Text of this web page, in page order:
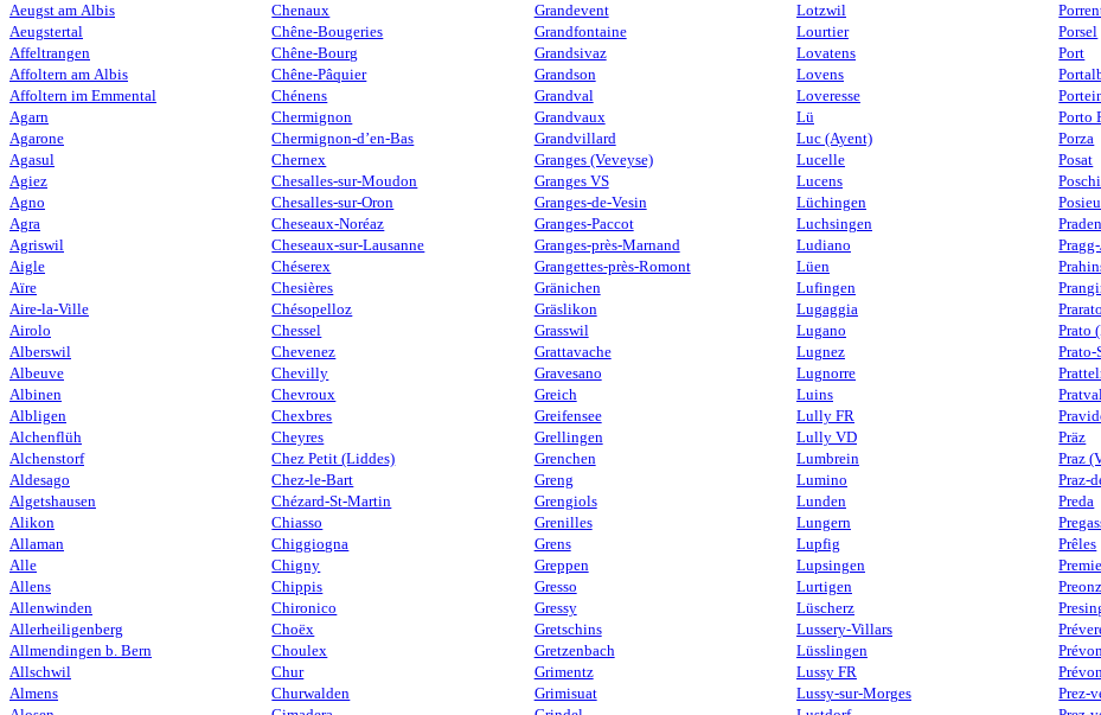
Aeugst am Albis
Aeugstertal
Affeltrangen
Affoltern am Albis
Affoltern im Emmental
Agarn
Agarone
Agasul
Agiez
Agno
Agra
Agriswil
Aigle
Aïre
Aire-la-Ville
Airolo
Alberswil
Albeuve
Albinen
Albligen
Alchenflüh
Alchenstorf
Aldesago
Algetshausen
Alikon
Allaman
Alle
Allens
Allenwinden
Allerheiligenberg
Allmendingen b. Bern
Allschwil
Almens
Chenaux
Chêne-Bougeries
Chêne-Bourg
Chêne-Pâquier
Chénens
Chermignon
Chermignon-d’en-Bas
Chernex
Chesalles-sur-Moudon
Chesalles-sur-Oron
Cheseaux-Noréaz
Cheseaux-sur-Lausanne
Chéserex
Chesières
Chésopelloz
Chessel
Chevenez
Chevilly
Chevroux
Chexbres
Cheyres
Chez Petit (Liddes)
Chez-le-Bart
Chézard-St-Martin
Chiasso
Chiggiogna
Chigny
Chippis
Chironico
Choëx
Choulex
Chur
Churwalden
Grandevent
Grandfontaine
Grandsivaz
Grandson
Grandval
Grandvaux
Grandvillard
Granges (Veveyse)
Granges VS
Granges-de-Vesin
Granges-Paccot
Granges-près-Marnand
Grangettes-près-Romont
Gränichen
Gräslikon
Grasswil
Grattavache
Gravesano
Greich
Greifensee
Grellingen
Grenchen
Greng
Grengiols
Grenilles
Grens
Greppen
Gresso
Gressy
Gretschins
Gretzenbach
Grimentz
Grimisuat
Lotzwil
Lourtier
Lovatens
Lovens
Loveresse
Lü
Luc (Ayent)
Lucelle
Lucens
Lüchingen
Luchsingen
Ludiano
Lüen
Lufingen
Lugaggia
Lugano
Lugnez
Lugnorre
Luins
Lully FR
Lully VD
Lumbrein
Lumino
Lunden
Lungern
Lupfig
Lupsingen
Lurtigen
Lüscherz
Lussery-Villars
Lüsslingen
Lussy FR
Lussy-sur-Morges
Porsel
Port
Porto
Porza
Posat
Praden
Prato
Prato-
Pratval
Präz
Praz
Praz-
Preda
Prêles
Prez-